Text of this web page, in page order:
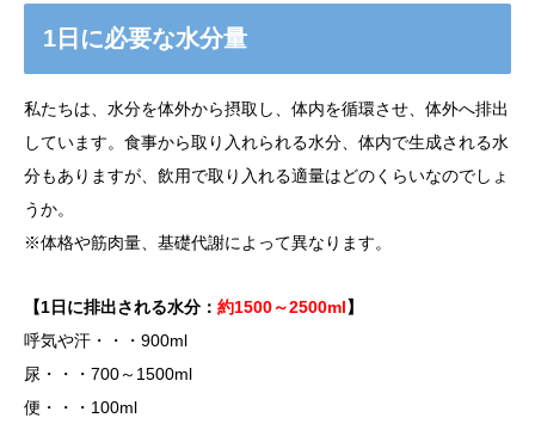
1日に必要な水分量
私たちは、水分を体外から摂取し、体内を循環させ、体外へ排出
しています。食事から取り入れられる水分、体内で生成される水
分もありますが、飲用で取り入れる適量はどのくらいなのでしょ
うか。
※体格や筋肉量、基礎代謝によって異なります。
【1日に排出される水分： 約1500～2500ml】
呼気や汗・・・900ml
尿・・・700～1500ml
便・・・100ml